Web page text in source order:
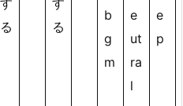
る
る
b
g
m
e
ut
ra
l
e
p